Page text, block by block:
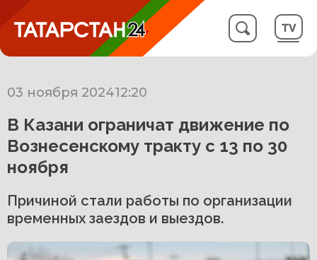
03 ноября 202412:20
В Казани ограничат движение по
Вознесенскому тракту с 13 по 30
ноября
Причиной стали работы по организации
временных заездов и выездов.